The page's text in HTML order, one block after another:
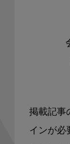
掲載記事
インが必